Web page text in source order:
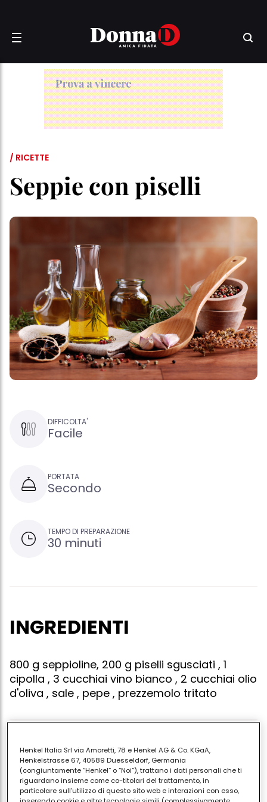
/ RICETTE
Seppie con piselli
DIFFICOLTA'
Facile
PORTATA
Secondo
TEMPO DI PREPARAZIONE
30 minuti
INGREDIENTI
800 g seppioline, 200 g piselli sgusciati , 1
cipolla , 3 cucchiai vino bianco , 2 cucchiai olio
d'oliva , sale , pepe , prezzemolo tritato
Lavare le seppie, eliminare il becco e tagliarle a metà.
rosolare la cipolla (vedi anche seppie del nostromo)
e il prezzemolo nell'olio, aggiungere le seppie e i piselli
e farli insaporire. bagnare con il vino e farlo
Henkel Italia Srl via Amoretti, 78 e Henkel AG & Co. KGaA,
Henkelstrasse 67, 40589 Duesseldorf, Germania
(congiuntamente “Henkel” o “Noi”), trattano i dati personali che ti
riguardano insieme come co-titolari del trattamento, in
particolare sull'utilizzo di questo sito web e interazioni con esso,